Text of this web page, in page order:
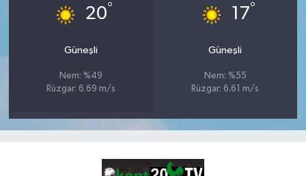
20°
Güneşli
Nem: %49
Rüzgar: 6.69 m/s
17°
Güneşli
Nem: %55
Rüzgar: 6.61 m/s